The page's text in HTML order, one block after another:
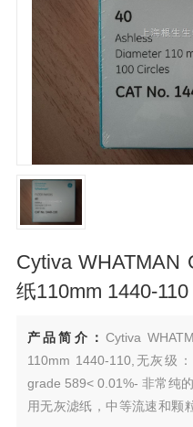
Cytiva WHATMAN
纸110mm 1440-110
产品简介： Cytiva
110mm 1440-110,无灰级
grade 589< 0.01%- 非常纯
用无灰滤纸，中等流速和颗